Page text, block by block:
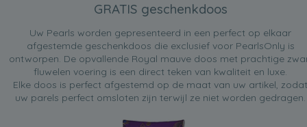
GRATIS geschenkdoos
Uw Pearls worden gepresenteerd in een perfect op elkaar
afgestemde geschenkdoos die exclusief voor PearlsOnly is
ontworpen. De opvallende Royal mauve doos met prachtige
fluwelen voering is een direct teken van kwaliteit en luxe.
Elke doos is perfect afgestemd op de maat van uw artikel, zodat
uw parels perfect omsloten zijn terwijl ze niet worden gedragen.